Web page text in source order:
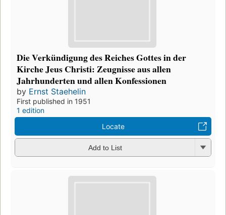
Die Verkündigung des Reiches Gottes in der
Kirche Jeus Christi: Zeugnisse aus allen
Jahrhunderten und allen Konfessionen
by Ernst Staehelin
First published in 1951
1 edition
Locate
Add to List